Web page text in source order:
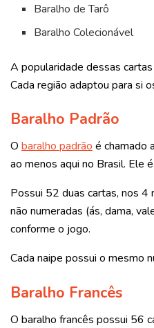
Baralho de Tarô
Baralho Colecionável
A popularidade dessas
Cada região adaptou para si
Baralho Padrão
O baralho padrão é chamado
ao menos aqui no Brasil. Ele
Possui 52 duas cartas, nos 4
não numeradas (ás, dama,
conforme o jogo.
Cada naipe possui o mesmo
Baralho Francês
O baralho francês possui 56